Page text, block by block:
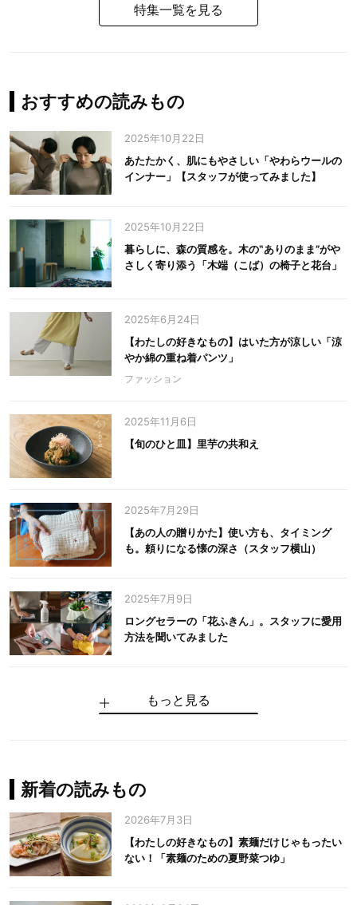
特集一覧を見る
おすすめの読みもの
2025年10月22日
あたたかく、肌にもやさしい「やわらウールの
インナー」【スタッフが使ってみました】
2025年10月22日
暮らしに、森の質感を。木の‟ありのまま”がや
さしく寄り添う「木端（こば）の椅子と花台」
2025年6月24日
【わたしの好きなもの】はいた方が涼しい「涼
やか綿の重ね着パンツ」
ファッション
2025年11月6日
【旬のひと皿】里芋の共和え
2025年7月29日
【あの人の贈りかた】使い方も、タイミング
も。頼りになる懐の深さ（スタッフ横山）
2025年7月9日
ロングセラーの「花ふきん」。スタッフに愛用
方法を聞いてみました
手仕事だからできる“いいもの”を作り続ける。
麻の老舗が届けたい、麻の魅力をのせた衣「中
中川政七商店の謎を解く、6つの問いと1つの答
100年先の日本に工芸があるように。中川政七
中川政七商店スタッフが綴る「今日も、土鍋ま
【わたしの好きなもの】素麺だけじゃもったい
もっと見る
新着の読みもの
2026年7月3日
【わたしの好きなもの】素麺だけじゃもったい
ない！「素麺のための夏野菜つゆ」